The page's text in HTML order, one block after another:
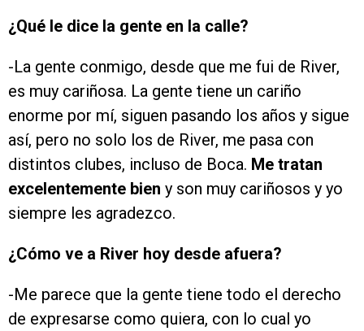
¿Qué le dice la gente en la calle?
-La gente conmigo, desde que me fui de River,
es muy cariñosa. La gente tiene un cariño
enorme por mí, siguen pasando los años y sigue
así, pero no solo los de River, me pasa con
distintos clubes, incluso de Boca. Me tratan
excelentemente bien y son muy cariñosos y yo
siempre les agradezco.
¿Cómo ve a River hoy desde afuera?
-Me parece que la gente tiene todo el derecho
de expresarse como quiera, con lo cual yo